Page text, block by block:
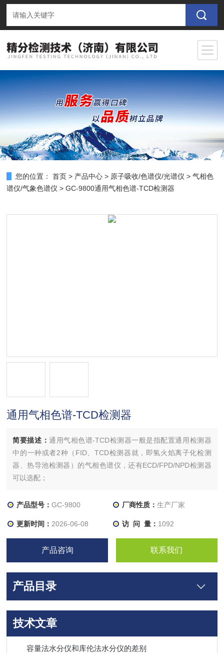
您的位置： 首页 > 产品中心 > 原子吸收/色谱仪/光谱仪 >气相色
谱仪/气象色谱仪 > GC-9800通用气相色谱-TCD检测器
通用气相色谱-TCD检测器
简要描述：通用气相色谱-TCD检测器一般是指配置通用检测器
中的一种或者2种（FID、TCD检测器就，即氢火焰离子化检测
器、热导池检测器）的气相色谱仪，还有ECD/FPD/NPD检测器
可以选配；
产品型号：GC-9800 厂商性质： 生产厂家
更新时间： 2026-06-08 访 问 量： 1092
产品咨询 联系我们
产品目录
技术文章
容量法水分仪和库伦法水分仪的差别